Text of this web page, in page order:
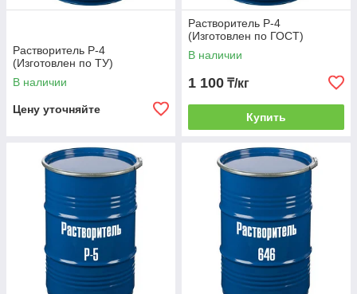
Растворитель Р-4
(Изготовлен по ТУ)
В наличии
Цену уточняйте
Растворитель Р-4
(Изготовлен по ГОСТ)
В наличии
1 100 ₸/кг
Купить